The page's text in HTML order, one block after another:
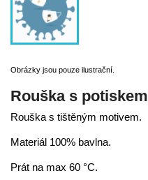
Obrázky jsou pouze ilustrační.
Rouška s potiskem
Rouška s tištěným motivem.
Materiál 100% bavlna.
Prát na max 60 °C.